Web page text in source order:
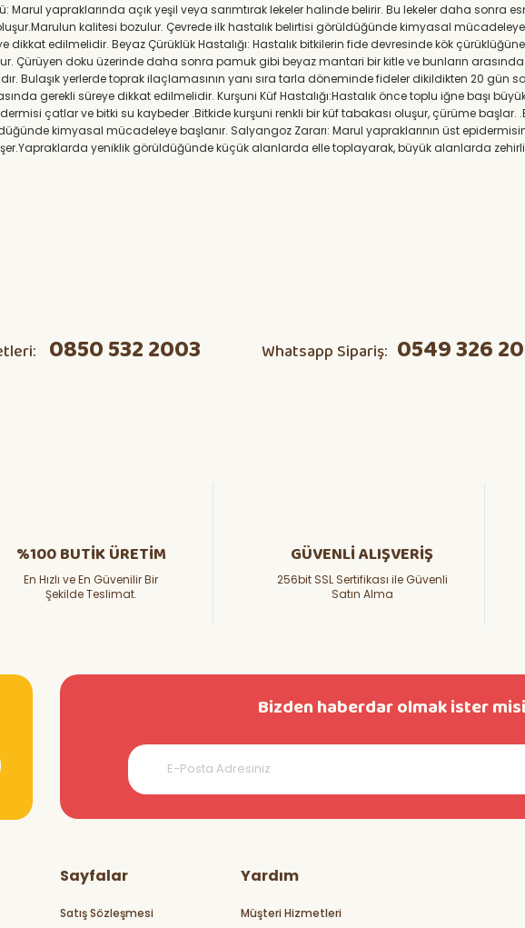
Marul yapraklarında açık yeşil veya sarımtırak lekeler halinde belirir. Bu lekeler daha
kalitesi bozulur. Çevrede ilk hastalık belirtisi görüldüğünde kimyasal
edilmelidir. Beyaz Çürüklük Hastalığı: Hastalık bitkilerin fide devresinde kök
Çürüyen doku üzerinde daha sonra pamuk gibi beyaz mantari bir kitle ve bunların
Bulaşık yerlerde toprak ilaçlamasının yanı sıra tarla döneminde fideler dikildikten 20 gün
gerekli süreye dikkat edilmelidir. Kurşuni Küf Hastalığı:Hastalık önce toplu iğne başı
çatlar ve bitki su kaybeder .Bitkide kurşuni renkli bir küf tabakası oluşur, çürüme başlar.
kimyasal mücadeleye başlanır. Salyangoz Zararı: Marul yapraklarının üst
yeniklik görüldüğünde küçük alanlarda elle toplayarak, büyük alanlarda
0850 532 2003 Whatsapp Sipariş: 0549 326
%100 BUTİK ÜRETİM
En Hızlı ve En Güvenilir Bir
Şekilde Teslimat.
GÜVENLİ ALIŞVERİŞ
256bit SSL Sertifikası ile Güvenli
Satın Alma
Bizden haberdar olmak ister
Sayfalar
Satış Sözleşmesi
Yardım
Müşteri Hizmetleri